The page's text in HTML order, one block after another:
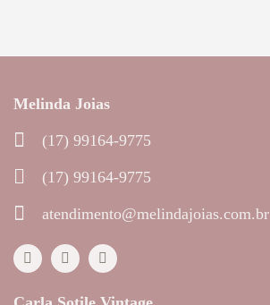
Melinda Joias
(17) 99164-9775
(17) 99164-9775
atendimento@melindajoias.com.br